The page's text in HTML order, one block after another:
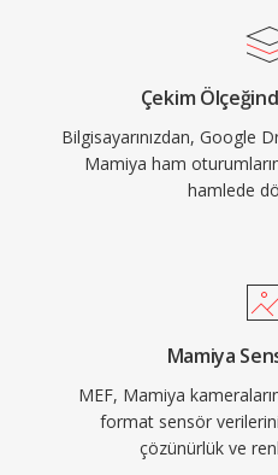
Çekim
Bilgisayarınızdan, Google
Mamiya ham
hamlede
Mamiya
MEF, Mamiya
format sensör
çözünürlük ve